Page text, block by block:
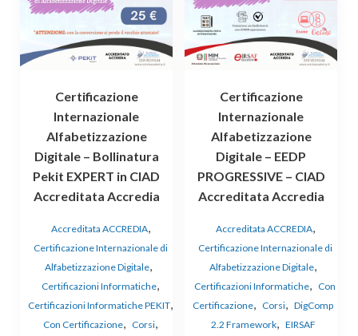
Certificazione
Internazionale
Alfabetizzazione
Digitale – Bollinatura
Pekit EXPERT in CIAD
Accreditata Accredia
Accreditata ACCREDIA,
Certificazione Internazionale di
Alfabetizzazione Digitale,
Certificazioni Informatiche,
Certificazioni Informatiche PEKIT,
Con Certificazione, Corsi,
Certificazione
Internazionale
Alfabetizzazione
Digitale – EEDP
PROGRESSIVE – CIAD
Accreditata Accredia
Accreditata ACCREDIA,
Certificazione Internazionale di
Alfabetizzazione Digitale,
Certificazioni Informatiche, Con
Certificazione, Corsi, DigComp
2.2 Framework, EIRSAF